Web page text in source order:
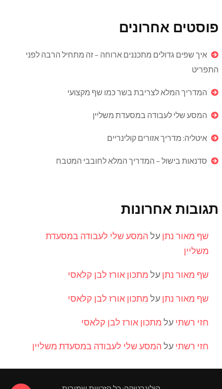
פוסטים אחרונים
איך שפים גדולים מתכננים ארוחה – זה מתחיל הרבה לפני
התפריט
המדריך המלא לצריבת בשר כמו שף מקצועי
המסע שלי לעבודה במסעדת משליין
איטליה: מדריך אזורים קולינריים
סדנאות בישול – המדריך המלא לחובבי המטבח
תגובות אחרונות
שף מאור נתן על המסע שלי לעבודה במסעדת
משליין
שף מאור נתן על מתכון אורז לבן קלאסי
שף מאור נתן על מתכון אורז לבן קלאסי
חזי רשתי על מתכון אורז לבן קלאסי
חזי רשתי על המסע שלי לעבודה במסעדת משליין